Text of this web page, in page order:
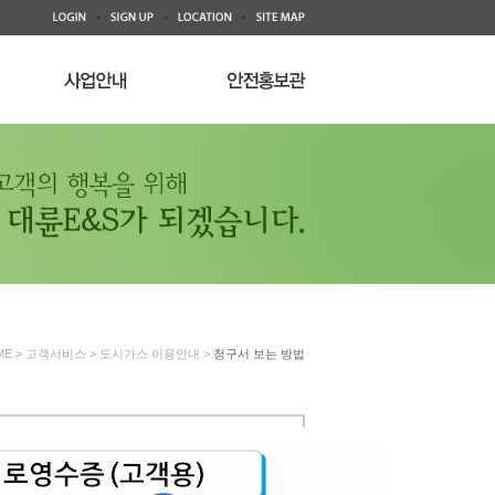
> 고객서비스 > 도시가스 이용안내 > 청구서 보는 방법